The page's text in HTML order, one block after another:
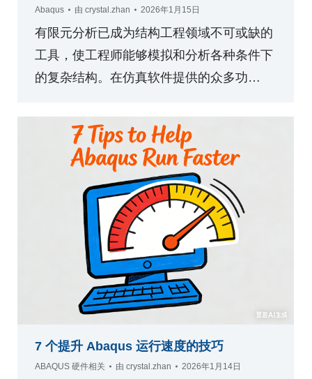
Abaqus 由 crystal.zhan 2026年1月15日
有限元分析已成为结构工程领域不可或缺的
工具，使工程师能够模拟和分析各种条件下
的复杂结构。在仿真软件提供的众多功…
7 个提升 Abaqus 运行速度的技巧​
ABAQUS 硬件相关 由 crystal.zhan 2026年1月14日